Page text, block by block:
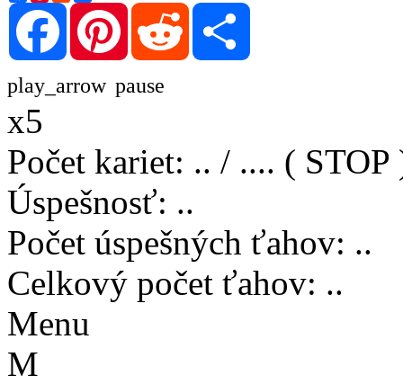
Facebook
Pinterest Reddit
play_arrow pause
x5
Počet kariet: .. / .... ( STOP
Úspešnosť: ..
Počet úspešných ťahov: ..
Celkový počet ťahov: ..
Menu
M